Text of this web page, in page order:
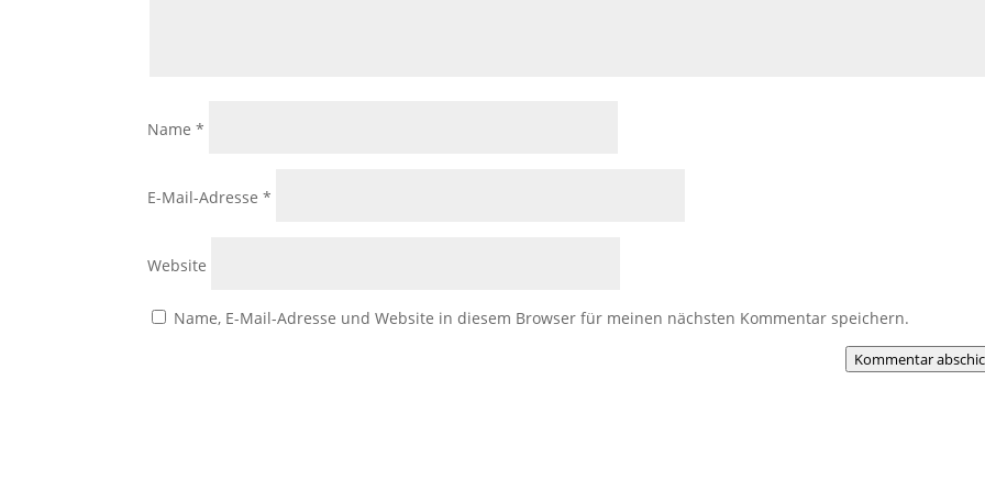
Name*
E-Mail-Adresse*
Website
Name, E-Mail-Adresse und Website in diesem Browser für meinen nächsten Kommentar speichern.
Kommentar